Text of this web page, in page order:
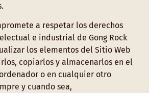
a respetar los derechos
e industrial de Gong Rock
los elementos del Sitio Web
copiarlos y almacenarlos en el
o en cualquier otro
y cuando sea,